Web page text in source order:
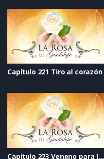
Capítulo 221 Tiro al corazón
Capítulo 223 Veneno para las hadas